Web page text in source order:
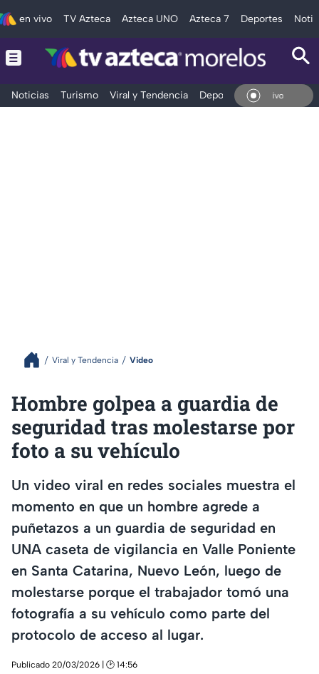
en vivo TV Azteca Azteca UNO Azteca 7 Deportes
Noticias Turismo Viral y Tendencia Deportes Espectáculos
En Vivo
Viral y Tendencia Video
Hombre golpea a guardia de
seguridad tras molestarse por
foto a su vehículo
Un video viral en redes sociales muestra el
momento en que un hombre agrede a
puñetazos a un guardia de seguridad en
UNA caseta de vigilancia en Valle Poniente
en Santa Catarina, Nuevo León, luego de
molestarse porque el trabajador tomó una
fotografía a su vehículo como parte del
protocolo de acceso al lugar.
Publicado 20/03/2026 | 🕑 14:56